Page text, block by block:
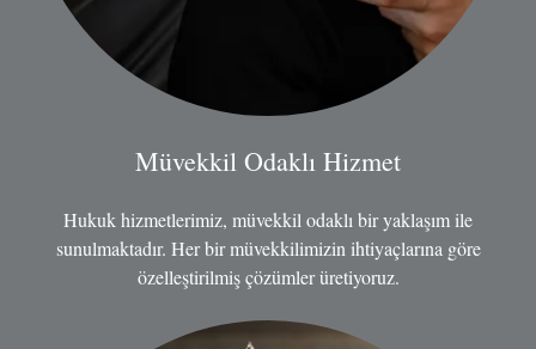
Müvekkil Odaklı Hizmet
Hukuk hizmetlerimiz, müvekkil odaklı bir yaklaşım ile
sunulmaktadır. Her bir müvekkilimizin ihtiyaçlarına göre
özelleştirilmiş çözümler üretiyoruz.